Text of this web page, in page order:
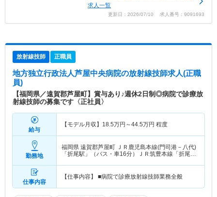
求人一覧
更新日：2026/07/10 求人番号：9091693
放射線技師 正職員
地方独立行政法人芦屋中央病院の放射線技師求人(正職
員)
【福岡県／遠賀郡芦屋町】賞与あり♪週休2日制◎病院で診療放
射線技師の募集です〈正社員〉
給与
【モデル月収】 18.5万円～44.5万円 程度
勤務地
福岡県 遠賀郡芦屋町 ＪＲ鹿児島本線(門司港－八代)
「折尾駅」（バス・車16分）ＪＲ筑豊本線「折尾
仕事内容
【仕事内容】 ■病院で診療放射線技師業務全般